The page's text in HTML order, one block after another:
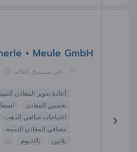
+ Meule GmbH
على مستوى العالم
أعادة تدوير المعادن
تحسين المعادن
احتياجات صائغي الذهب
مصافي المعادن الثمينة
بلاتين
بالاديوم ...